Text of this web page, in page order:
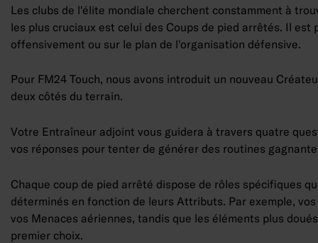
Les clubs de l'élite mondiale cherchent constamment à
les plus cruciaux est celui des Coups de pied arrêtés. Il
offensivement ou sur le plan de l'organisation défensive.
Pour FM24 Touch, nous avons introduit un nouveau
deux côtés du terrain.
Votre Entraîneur adjoint vous guidera à travers quatre
vos réponses pour tenter de générer des routines
Chaque coup de pied arrêté dispose de rôles spécifiques
déterminés en fonction de leurs Attributs. Par exemple,
vos Menaces aériennes, tandis que les éléments plus
premier choix.